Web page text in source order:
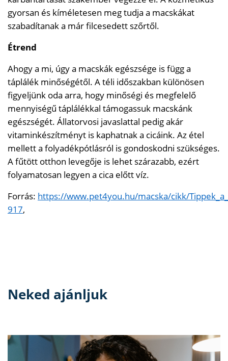
gyorsan és kíméletesen meg tudja a macskákat
szabadítanak a már filcesedett szőrtől.
Étrend
Ahogy a mi, úgy a macskák egészsége is függ a
táplálék minőségétől. A téli időszakban különösen
figyeljünk oda arra, hogy minőségi és megfelelő
mennyiségű táplálékkal támogassuk macskánk
egészségét. Állatorvosi javaslattal pedig akár
vitaminkészítményt is kaphatnak a cicáink. Az étel
mellett a folyadékpótlásról is gondoskodni szükséges.
A fűtött otthon levegője is lehet szárazabb, ezért
folyamatosan legyen a cica előtt víz.
Forrás: https://www.pet4you.hu/macska/cikk/
917,
Neked ajánljuk